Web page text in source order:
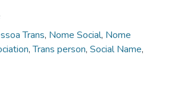
Trans, Nome Social, Nome
,Trans person, Social Name,